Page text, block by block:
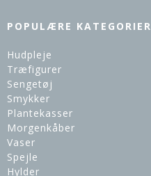
POPULÆRE KATEGORIER
Hudpleje
Træfigurer
Sengetøj
Smykker
Plantekasser
Morgenkåber
Vaser
Spejle
Hylder